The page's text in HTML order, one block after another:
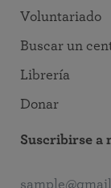
Voluntariado
Buscar un
Librería
Donar
Suscribirse a